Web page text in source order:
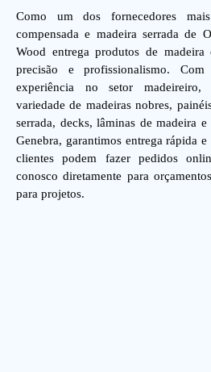
Como um dos fornecedores
compensada e madeira serrada de
Wood entrega produtos de madeira
precisão e profissionalismo.
experiência no setor madeireiro,
variedade de madeiras nobres,
serrada, decks, lâminas de madeira
Genebra, garantimos entrega rápida
clientes podem fazer pedidos
conosco diretamente para
para projetos.